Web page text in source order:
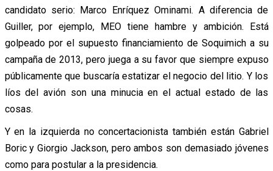
candidato serio: Marco Enríquez Ominami. A diferencia de
Guiller, por ejemplo, MEO tiene hambre y ambición. Está
golpeado por el supuesto financiamiento de Soquimich a su
campaña de 2013, pero juega a su favor que siempre expuso
públicamente que buscaría estatizar el negocio del litio. Y los
líos del avión son una minucia en el actual estado de las
cosas.
Y en la izquierda no concertacionista también están Gabriel
Boric y Giorgio Jackson, pero ambos son demasiado jóvenes
como para postular a la presidencia.